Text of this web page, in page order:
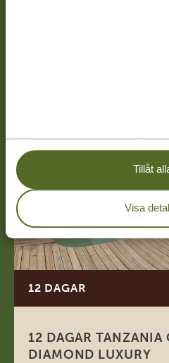
Tillåt
Visa
12 DAGAR
12 DAGAR
DIAMOND LUXURY